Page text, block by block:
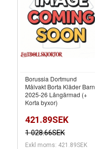
Borussia Dortmund
Målvakt Borta Kläder Barn
2025-26 Långärmad (+
Korta byxor)
421.89SEK
1 028.66SEK
Exkl moms: 421.89SEK